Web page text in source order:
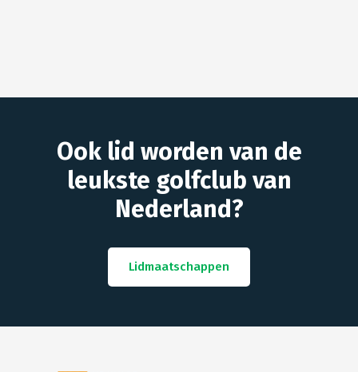
Ook lid worden van de
leukste golfclub van
Nederland?
Lidmaatschappen